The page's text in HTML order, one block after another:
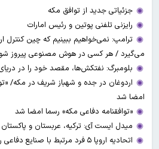
جزئیاتی جدید از توافق مکه
رایزنی تلفنی پوتین و رئیس امارات
ترامپ: نمی‌خواهیم ببینیم که چین کنترل
می‌گیرد / هر کسی در هوش مصنوعی پیروز
بلومبرگ: نفتکش‌ها، مقصد خود را در
اردوغان در جده و شهباز شریف در مکه/
امضا شد
«توافقنامه دفاعی مکه» رسما امضا شد
میدل ایست آی: ترکیه، عربستان و
اتحادیه اروپا ۵ فرد مرتبط با صنایع دفاعی روسیه را تحریم کرد